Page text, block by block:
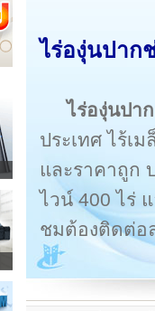
ไร่องุ่นปาก
ไร่องุ่นปา
ประเทศ ไร้เ
และราคาถูก
ไวน์ 400 ไร่
ชมต้องติดต่อ